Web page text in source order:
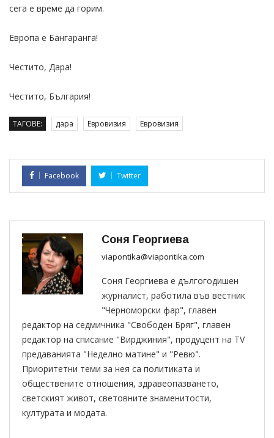
сега е време да горим.
Европа е Бангаранга!
Честито, Дара!
Честито, България!
ТАГОВЕ: дара Евровизия Евровизия
Facebook Twitter
Соня Георгиева
viapontika@viapontika.com
Соня Георгиева е дългогодишен
журналист, работила във вестник
"Черноморски фар", главен
редактор на седмичника "Свободен Бряг", главен
редактор на списание "Вирджиния", продуцент на TV
предаванията "Неделно матине" и "Ревю".
Приоритетни теми за нея са политиката и
обществените отношения, здравеопазването,
светският живот, световните знаменитости,
културата и модата.